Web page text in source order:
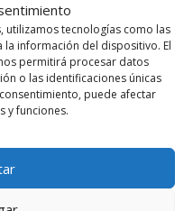
utilizamos tecnologías como las
información del dispositivo. El
permitirá procesar datos
o las identificaciones únicas
puede afectar
y funciones.
F102
Técnico
1 28830 – San